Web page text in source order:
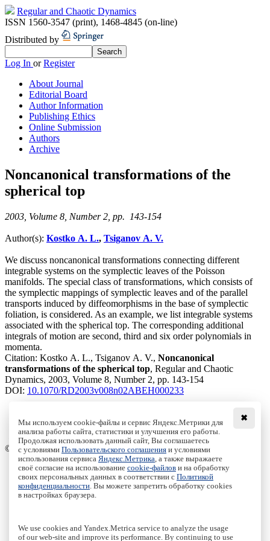
Regular and Chaotic Dynamics
ISSN 1560-3547 (print), 1468-4845 (on-line)
Distributed by
Log In orRegister
About Journal
Editorial Board
Author Information
Publishing Ethics
Online Submission
Authors
Archive
Noncanonical transformations of the
spherical top
2003, Volume 8, Number 2, pp. 143-154
Author(s): Kostko A. L., Tsiganov A. V.
We discuss noncanonical transformations connecting different
integrable systems on the symplectic leaves of the Poisson
manifolds. The special class of transformations, which consists of
the symplectic mappings of symplectic leaves and of the parallel
transports induced by diffeomorphisms in the base of symplectic
foliation, is considered. As an example, we list integrable systems
associated with the spherical top. The corresponding additional
integrals of motion are second, third and six order polynomials in
momenta.
Citation: Kostko A. L., Tsiganov A. V., Noncanonical
transformations of the spherical top, Regular and Chaotic
Dynamics, 2003, Volume 8, Number 2, pp. 143-154
DOI: 10.1070/RD2003v008n02ABEH000233
Download File
PDF, 335.91 Kb
© Institute of Computer Science Izhevsk, 2005 - 2026
About Journal
Editorial Board
Author Information
Publishing Ethics
Authors
Archive
✖
Мы используем cookie-файлы и сервис Яндекс.Метрики для
анализа работы сайта, статистики и улучшения его работы.
Продолжая использовать данный сайт, Вы соглашаетесь
с условиями Пользовательского соглашения и условиями
использования сервиса Яндекс.Метрика , а также выражаете
своё согласие на использование cookie-файлов и на обработку
своих персональных данных в соответствии с Политикой
конфиденциальности . Вы можете запретить обработку cookies
в настройках браузера.
We use cookies and Yandex.Metrica service to analyze the usage
of our web-site and improve its performance. By continuing to use